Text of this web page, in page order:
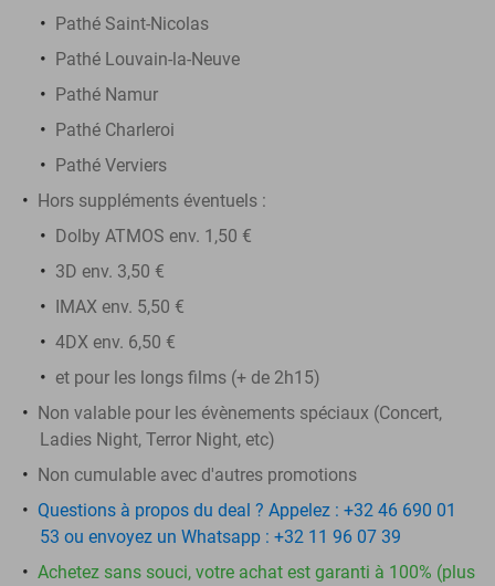
Pathé Saint-Nicolas
Pathé Louvain-la-Neuve
Pathé Namur
Pathé Charleroi
Pathé Verviers
Hors suppléments éventuels :
Dolby ATMOS env. 1,50 €
3D env. 3,50 €
IMAX env. 5,50 €
4DX env. 6,50 €
et pour les longs films (+ de 2h15)
Non valable pour les évènements spéciaux (Concert,
Ladies Night, Terror Night, etc)
Non cumulable avec d'autres promotions
Questions à propos du deal ? Appelez : +32 46 690 01
53 ou envoyez un Whatsapp : +32 11 96 07 39
Achetez sans souci, votre achat est garanti à 100% (plus